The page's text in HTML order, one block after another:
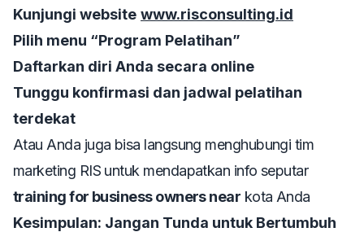
Kunjungi website www.risconsulting.id
Pilih menu “Program Pelatihan”
Daftarkan diri Anda secara online
Tunggu konfirmasi dan jadwal pelatihan
terdekat
Atau Anda juga bisa langsung menghubungi tim
marketing RIS untuk mendapatkan info seputar
training for business owners near kota Anda
Kesimpulan: Jangan Tunda untuk Bertumbuh